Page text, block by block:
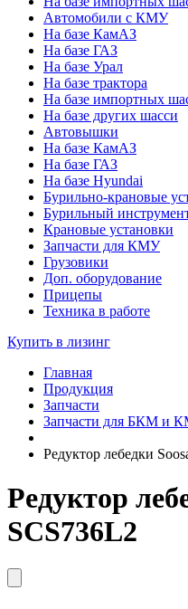
Автомобили с КМУ
На базе КамАЗ
На базе ГАЗ
На базе Урал
На базе трактора
На базе импортных
На базе других шасси
Автовышки
На базе КамАЗ
На базе ГАЗ
На базе Hyundai
Бурильно-крановые
Бурильный
Крановые установки
Запчасти для КМУ
Грузовики
Доп. оборудование
Прицепы
Техника в работе
Купить в лизинг
Главная
Продукция
Запчасти
Запчасти для БКМ и
Редуктор лебедки
Редуктор
SCS736L2